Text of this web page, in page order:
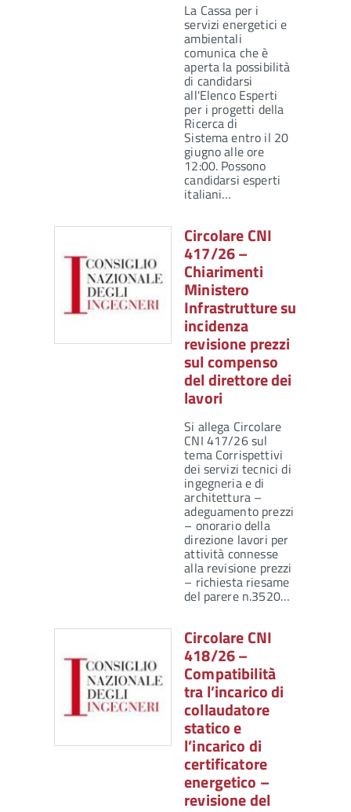
La Cassa per i
servizi energetici e
ambientali
comunica che è
aperta la possibilità
di candidarsi
all'Elenco Esperti
per i progetti della
Ricerca di
Sistema entro il 20
giugno alle ore
12:00. Possono
candidarsi esperti
italiani…
Circolare CNI
417/26 –
Chiarimenti
Ministero
Infrastrutture su
incidenza
revisione prezzi
sul compenso
del direttore dei
lavori
Si allega Circolare
CNI 417/26 sul
tema Corrispettivi
dei servizi tecnici di
ingegneria e di
architettura –
adeguamento prezzi
– onorario della
direzione lavori per
attività connesse
alla revisione prezzi
– richiesta riesame
del parere n.3520…
Circolare CNI
418/26 –
Compatibilità
tra l’incarico di
collaudatore
statico e
l’incarico di
certificatore
energetico –
revisione del